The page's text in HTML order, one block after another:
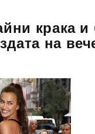
крака и
на